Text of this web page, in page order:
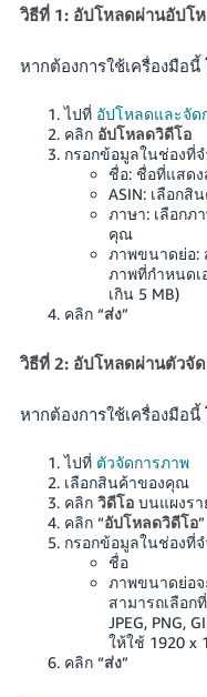
วิธีที่ 1: อัปโหลดผ่านอัปโ
หากต้องการใช้เครื่องมือ
ไปที่ อัปโหลดและจัด
คลิก อัปโหลดวิดีโอ
กรอกข้อมูลในช่องที่จ
ชื่อ: ชื่อที่แสด
ASIN: เลือกสิ
ภาษา: เลือกภ
คุณ
ภาพขนาดย่อ:
ภาพที่กำหนดเอ
เกิน 5 MB)
คลิก “ส่ง”
วิธีที่ 2: อัปโหลดผ่านตัวจั
หากต้องการใช้เครื่องมือ
ไปที่ ตัวจัดการภาพ
เลือกสินค้าของคุณ
คลิก วิดีโอบนแผงรา
คลิก “อัปโหลดวิดีโอ”
กรอกข้อมูลในช่องที่
ชื่อ
ภาพขนาดย่อ
สามารถเลือก
JPEG, PNG,
ให้ใช้ 1920 x
คลิก “ส่ง”